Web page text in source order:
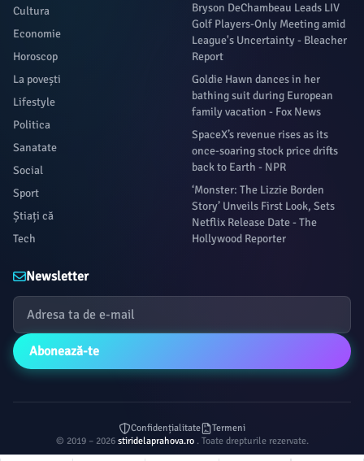
Cultura
Economie
Horoscop
La povești
Lifestyle
Politica
Sanatate
Social
Sport
Știați că
Tech
Bryson DeChambeau Leads LIV
Golf Players-Only Meeting amid
League's Uncertainty - Bleacher
Report
Goldie Hawn dances in her
bathing suit during European
family vacation - Fox News
SpaceX’s revenue rises as its
once-soaring stock price drifts
back to Earth - NPR
‘Monster: The Lizzie Borden
Story’ Unveils First Look, Sets
Netflix Release Date - The
Hollywood Reporter
Newsletter
Abonează-te
Confidențialitate
Termeni
© 2019 – 2026 stiridelaprahova.ro . Toate drepturile rezervate.